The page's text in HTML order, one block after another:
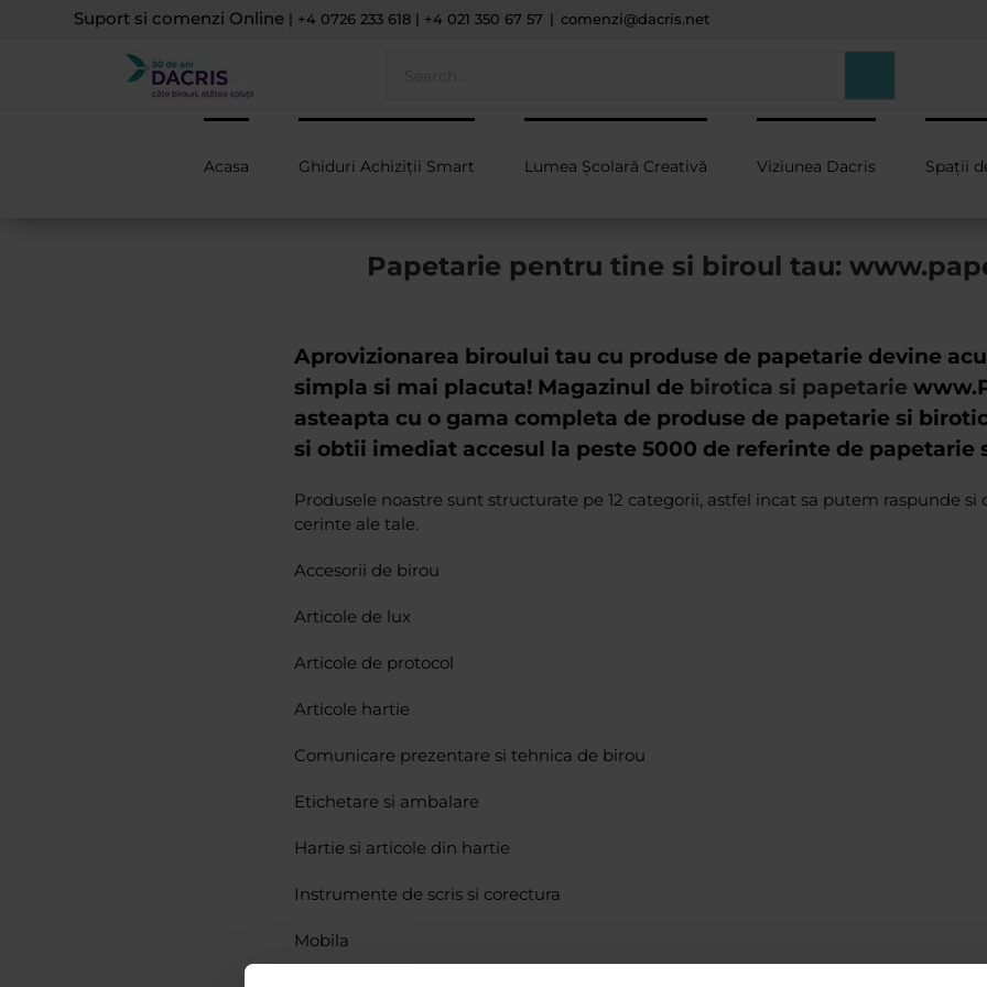
Suport si comenzi Online | +4 0726 233 618 | +4 021 350 67 57 | comenzi@dacris.net
Acasa Ghiduri Achiziții Smart Lumea Școlară Creativă Viziunea Dacris Spații
Papetarie pentru tine si biroul tau:
Aprovizionarea biroului tau cu produse de papetarie devine
simpla si mai placuta! Magazinul de birotica si papetarie
asteapta cu o gama completa de produse de papetarie si
si obtii imediat accesul la peste 5000 de referinte de papetarie
Produsele noastre sunt structurate pe 12 categorii, astfel incat sa putem raspunde si
cerinte ale tale.
Accesorii de birou
Articole de lux
Articole de protocol
Articole hartie
Comunicare prezentare si tehnica de birou
Etichetare si ambalare
Hartie si articole din hartie
Instrumente de scris si corectura
Mobila